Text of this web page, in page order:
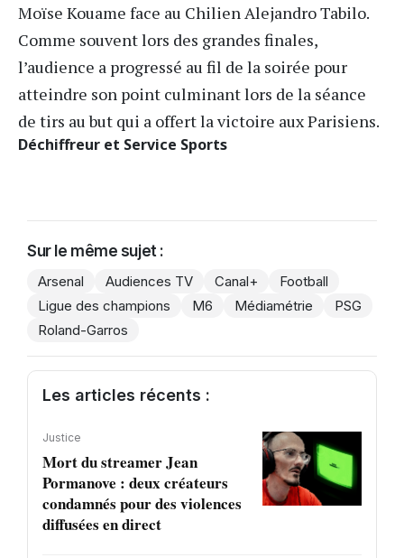
Moïse Kouame face au Chilien Alejandro Tabilo.
Comme souvent lors des grandes finales,
l’audience a progressé au fil de la soirée pour
atteindre son point culminant lors de la séance
de tirs au but qui a offertla victoire aux Parisiens.
Déchiffreur et Service Sports
Sur le même sujet :
Arsenal Audiences TV Canal+
Football
Ligue des champions
M6 Médiamétrie
PSG
Roland-Garros
Les articles récents :
Justice
Mort du streamer Jean
Pormanove : deux créateurs
condamnés pour des violences
diffusées en direct